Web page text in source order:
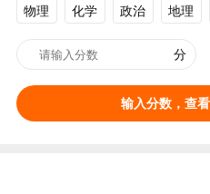
物理 化学 政治 地理
分
输入分数，查